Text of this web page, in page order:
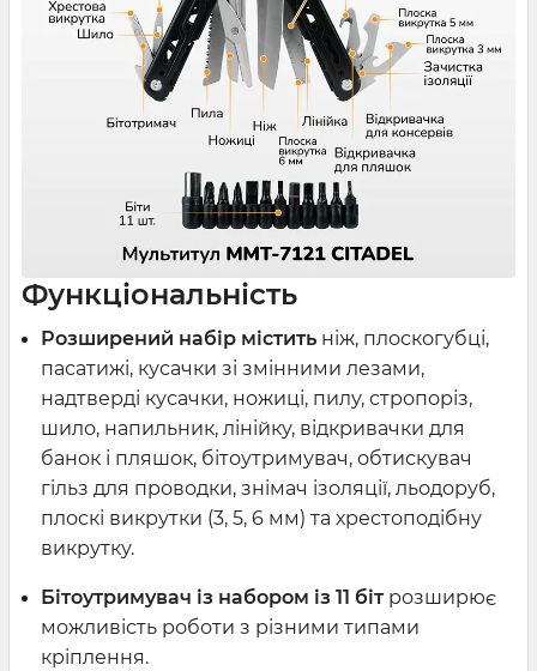
Функціональність
Розширений набір містить ніж, плоскогубці,
пасатижі, кусачки зі змінними лезами,
надтверді кусачки, ножиці, пилу, стропоріз,
шило, напильник, лінійку, відкривачки для
банок і пляшок, бітоутримувач, обтискувач
гільз для проводки, знімач ізоляції, льодоруб,
плоскі викрутки (3, 5, 6 мм) та хрестоподібну
викрутку.
Бітоутримувач із набором із 11 біт розширює
можливість роботи з різними типами
кріплення.